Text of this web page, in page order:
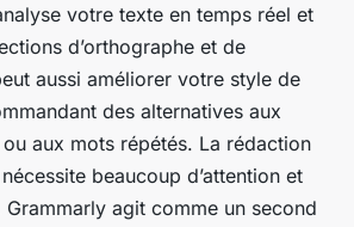
votre texte en temps réel et
d’orthographe et de
aussi améliorer votre style de
des alternatives aux
aux mots répétés. La rédaction
beaucoup d’attention et
agit comme un second